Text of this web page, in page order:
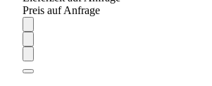
Preis auf Anfrage